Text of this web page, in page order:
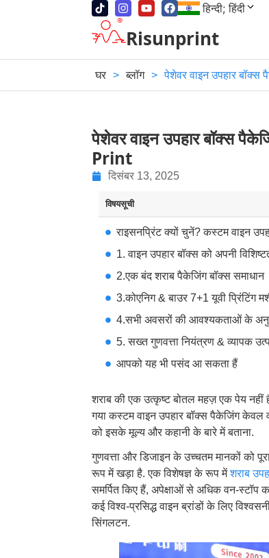
हिन्दी; हिंदी
Risunprint
घर > ब्लॉग > पेशेवर वाइन उपहार
पेशेवर वाइन उपहार बॉक्स
Print
दिसंबर 13, 2025
विषयसूची
राइसनप्रिंट क्यों चुनें? कस्टम वाइन
1. वाइन उपहार बॉक्स को अपनी
2.एक बंद शराब पैकेजिंग बॉक्स समाधान
3.कोएनिग & बाउर 7+1 यूवी प्रिंटिंग
4.सभी अवसरों की आवश्यकताओं के
5. सख्त गुणवत्ता नियंत्रण & व्यापक
आपको यह भी पसंद आ सकता हैं
शराब की एक उत्कृष्ट बोतल महज़ एक पेय नहीं
गया कस्टम वाइन उपहार बॉक्स पैकेजिंग केवल
को इसके मूल्य और कहानी के बारे में बताना.
गुणवत्ता और डिजाइन के उच्चतम मानकों को
रूप में खड़ा है. एक विशेषज्ञ के रूप मेंशराब
समर्पित किए हैं, अपेक्षाओं से अधिक वन-स्टॉप
कई विश्व-प्रसिद्ध वाइन ब्रांडों के लिए
सिंगलटन.